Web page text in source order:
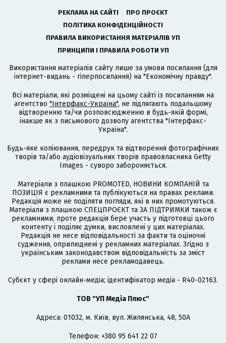
РЕКЛАМА НА САЙТІ
ПРО ПРОЄКТ
ПОЛІТИКА КОНФІДЕНЦІЙНОСТІ
ПРАВИЛА ВИКОРИСТАННЯ МАТЕРІАЛІВ УП
ПРИНЦИПИ І ПРАВИЛА РОБОТИ УП
Використання матеріалів сайту лише за умови посилання (для
інтернет-видань - гіперпосилання) на "Економічну правду".
Всі матеріали, які розміщені на цьому сайті із посиланням на
агентство "Інтерфакс-Україна", не підлягають подальшому
відтворенню та/чи розповсюдженню в будь-якій формі,
інакше як з письмового дозволу агентства "Інтерфакс-
Україна".
Будь-яке копіювання, передрук та відтворення фотографічних
творів та/або аудіовізуальних творів правовласника Getty
Images - суворо забороняється.
Матеріали з плашкою PROMOTED, НОВИНИ КОМПАНІЙ та
ПОЗИЦІЯ є рекламними та публікуються на правах реклами.
Редакція може не поділяти погляди, які в них промотуються.
Матеріали з плашкою СПЕЦПРОЄКТ та ЗА ПІДТРИМКИ також є
рекламними, проте редакція бере участь у підготовці цього
контенту і поділяє думки, висловлені у цих матеріалах.
Редакція не несе відповідальності за факти та оціночні
судження, оприлюднені у рекламних матеріалах. Згідно з
українським законодавством відповідальність за зміст
реклами несе рекламодавець.
Cубєкт у сфері онлайн-медіа; ідентифікатор медіа - R40-02163.
ТОВ "УП Медіа Плюс"
Адреса: 01032, м. Київ, вул. Жилянська, 48, 50А
Телефон: +380 95 641 22 07